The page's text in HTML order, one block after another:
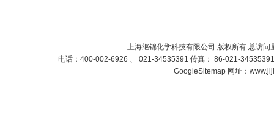
上海继锦化学科技有限公司 版权所有 总访问
电话：400-002-6926 、 021-34535391 传真： 86-021-
GoogleSitemap 网址：